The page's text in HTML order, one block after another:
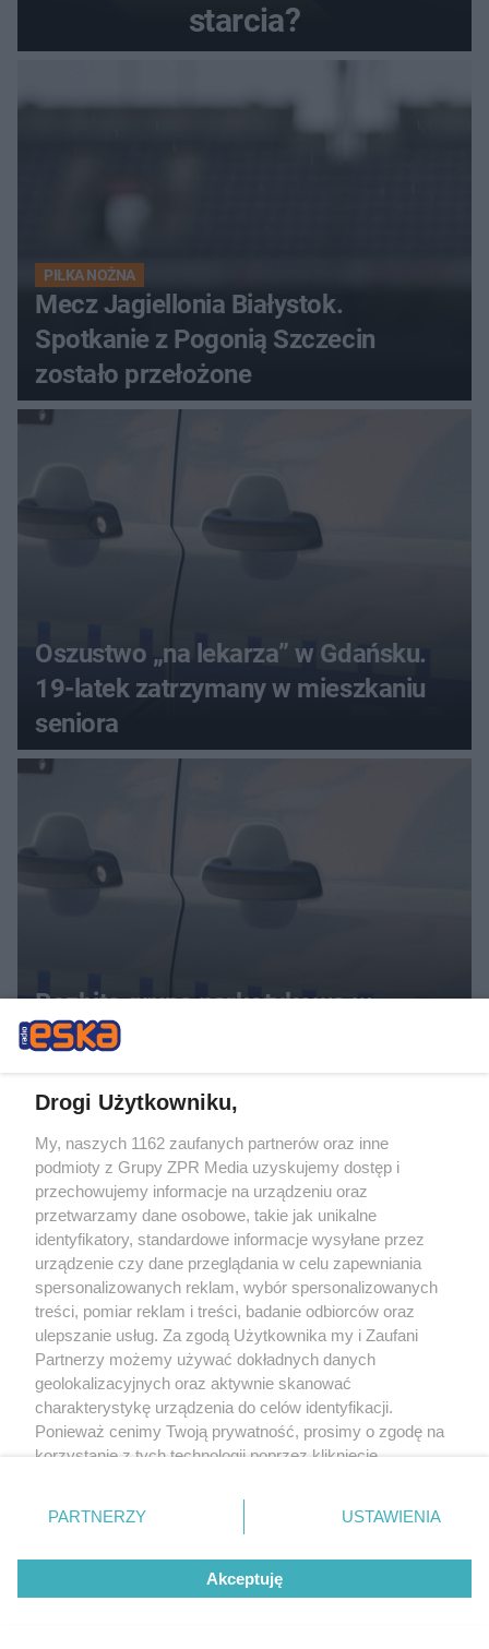
starcia?
PIŁKA NOŻNA
Mecz Jagiellonia Białystok.
Spotkanie z Pogonią Szczecin
zostało przełożone
Oszustwo „na lekarza” w Gdańsku.
19-latek zatrzymany w mieszkaniu
seniora
Rozbita grupa narkotykowa w
Warszawie i regionach. Sześć osób
ZOBACZ WIĘCEJ
Drogi Użytkowniku,
My, naszych 1162 zaufanych partnerów oraz inne
podmioty z Grupy ZPR Media uzyskujemy dostęp i
przechowujemy informacje na urządzeniu oraz
przetwarzamy dane osobowe, takie jak unikalne
identyfikatory, standardowe informacje wysyłane przez
urządzenie czy dane przeglądania w celu zapewniania
spersonalizowanych reklam, wybór spersonalizowanych
treści, pomiar reklam i treści, badanie odbiorców oraz
ulepszanie usług. Za zgodą Użytkownika my i Zaufani
Partnerzy możemy używać dokładnych danych
geolokalizacyjnych oraz aktywnie skanować
charakterystykę urządzenia do celów identyfikacji.
Ponieważ cenimy Twoją prywatność, prosimy o zgodę na
korzystanie z tych technologii poprzez kliknięcie
zmienić/wycofać klikając przycisk ustawień prywatności
znajdujący się w lewym dolnym rogu strony
rodzaje przetwarzania danych nie wymagają zgody
użytkownika, ale masz prawo sprzeciwić się takiemu
przetwarzaniu. Preferencje będą miały zastosowanie tylko
PARTNERZY USTAWIENIA
Akceptuję